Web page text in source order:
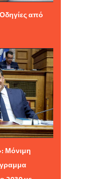
11:59
από
2026 12:01
Μόνιμη